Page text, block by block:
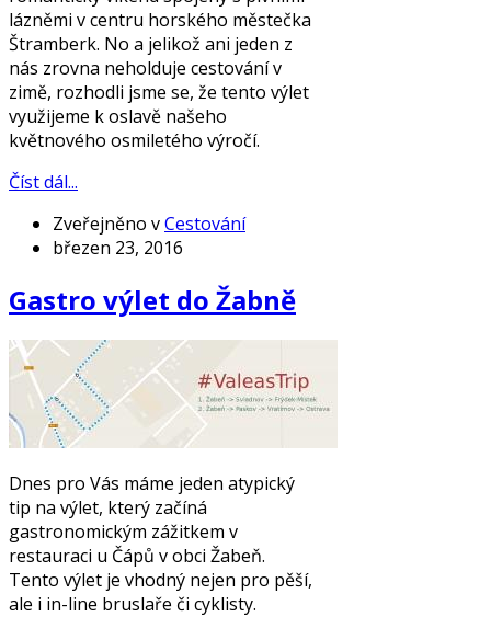
lázněmi v centru horského městečka
Štramberk. No a jelikož ani jeden z
nás zrovna neholduje cestování v
zimě, rozhodli jsme se, že tento výlet
využijeme k oslavě našeho
květnového osmiletého výročí.
Číst dál...
Zveřejněno vCestování
březen 23, 2016
Gastro výlet do Žabně
Dnes pro Vás máme jeden atypický
tip na výlet, který začíná
gastronomickým zážitkem v
restauraci u Čápů v obci Žabeň.
Tento výlet je vhodný nejen pro pěší,
ale i in-line bruslaře či cyklisty.